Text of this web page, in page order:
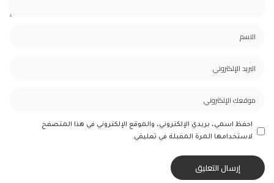
احفظ اسمي، بريدي الإلكتروني، والموقع الإلكتروني في هذا المتصفح
لاستخدامها المرة المقبلة في تعليقي.